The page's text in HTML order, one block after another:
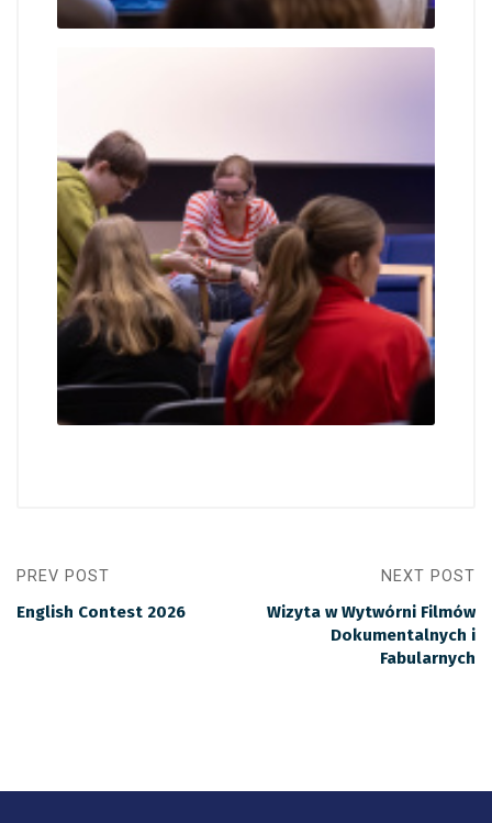
PREV POST
English Contest 2026
NEXT POST
Wizyta w Wytwórni Filmów
Dokumentalnych i
Fabularnych